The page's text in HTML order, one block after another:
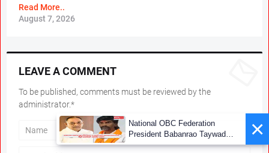
Read More..
August 7, 2026
LEAVE A COMMENT
To be published, comments must be reviewed by the
administrator.*
×
National OBC Federation
President Babanrao Taywade
Claims Only 27 Kunbi